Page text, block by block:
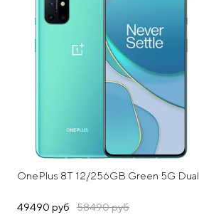
OnePlus 8T 12/256GB Green 5G Dual
49490 руб 58490 руб